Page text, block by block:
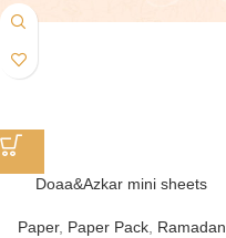
Doaa&Azkar mini sheets
Paper, Paper Pack, Ramadan